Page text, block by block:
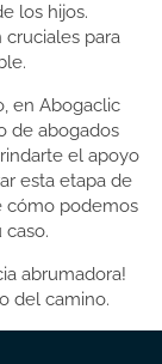
los hijos.
cruciales para
en Abogaclic
de abogados
el apoyo
esta etapa de
cómo podemos
abrumadora!
del camino.